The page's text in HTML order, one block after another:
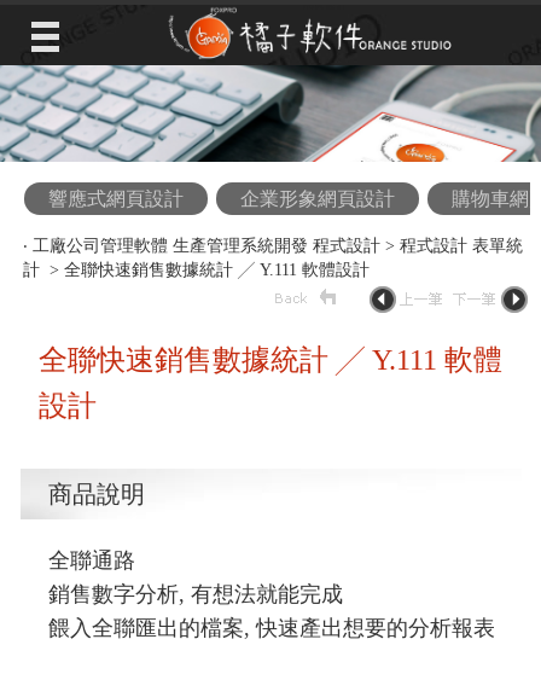
響應式網頁設計 企業形象網頁設計 購物車網
‧ 工廠公司管理軟體 生產管理系統開發 程式設計 > 程式設計 表單統
計 > 全聯快速銷售數據統計 ╱ Y.111 軟體設計
全聯快速銷售數據統計 ╱ Y.111 軟體
設計
商品說明
全聯通路
銷售數字分析, 有想法就能完成
餵入全聯匯出的檔案, 快速產出想要的分析報表